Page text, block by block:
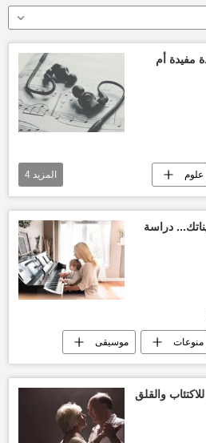
مفيدة أم
علوم
أفكار
المزيد 4
دراسة
منوعات موسيقى
والقلق